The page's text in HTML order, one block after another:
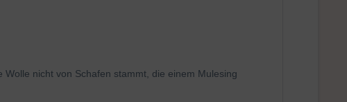
nicht von Schafen stammt, die einem Mulesing